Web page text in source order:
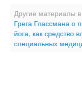
Другие материалы в
Грега Глассмана о
йога, как средство
специальных